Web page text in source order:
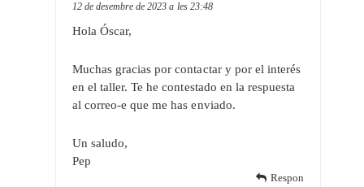
12 de desembre de 2023 a les 23:48
Hola Óscar,
Muchas gracias por contactar y por el interés
en el taller. Te he contestado en la respuesta
al correo-e que me has enviado.
Un saludo,
Pep
Respon